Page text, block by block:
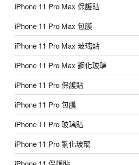
iPhone 11 Pro Max 保護貼
iPhone 11 Pro Max 包膜
iPhone 11 Pro Max 玻璃貼
iPhone 11 Pro Max 鋼化玻璃
iPhone 11 Pro 保護貼
iPhone 11 Pro 包膜
iPhone 11 Pro 玻璃貼
iPhone 11 Pro 鋼化玻璃